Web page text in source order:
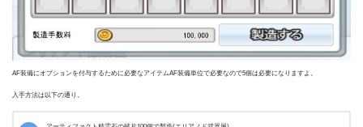
AF装備にオプションを付与するために必要なアイテムAF装備単位で必要なので5個は必要になりますよ。
入手方法は以下の通り。